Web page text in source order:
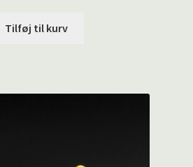
Tilføj til kurv